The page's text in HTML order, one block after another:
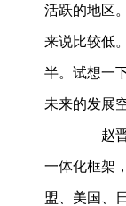
活跃的地区
来说比较低
半。试想一
未来的发展
赵晋
一体化框架
盟、美国、